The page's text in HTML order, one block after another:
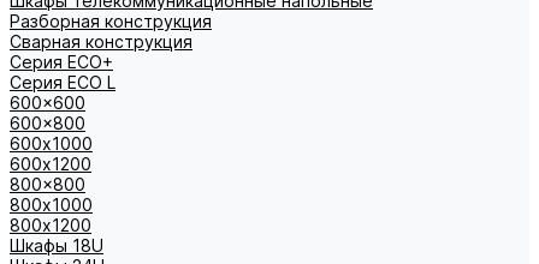
Разборная конструкция
Сварная конструкция
Серия ECO+
Серия ECO L
600x600
600x800
600х1000
600х1200
800x800
800х1000
800х1200
Шкафы 18U